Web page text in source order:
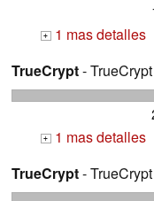
+ 1 mas detalles
TrueCrypt-
+ 1 mas detalles
TrueCrypt-